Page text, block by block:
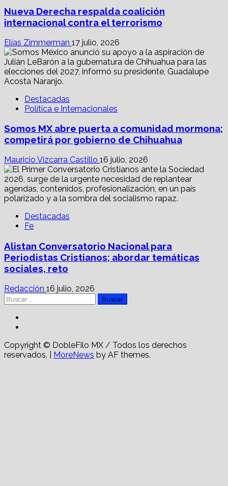
Nueva Derecha respalda coalición
internacional contra el terrorismo
Elías Zimmerman 17 julio, 2026
Destacadas
Política e Internacionales
Somos MX abre puerta a comunidad mormona;
competirá por gobierno de Chihuahua
Mauricio Vizcarra Castillo 16 julio, 2026
Destacadas
Fe
Alistan Conversatorio Nacional para
Periodistas Cristianos; abordar temáticas
sociales, reto
Redacción 16 julio, 2026
Buscar:
Copyright © DobleFilo MX / Todos los derechos
reservados.
MoreNews by AF themes.